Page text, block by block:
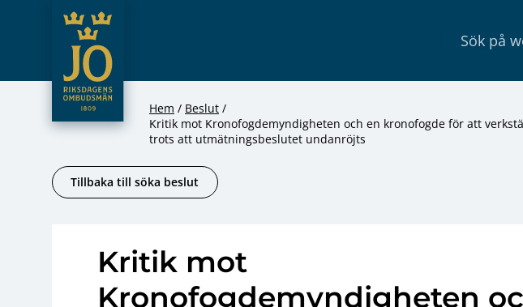
Hoppa till innehåll
JO – Riksdagens Ombudsmän
Hem
Beslut
Kritik mot Kronofogdemyndigheten och en kronofogde för att
trots att utmätningsbeslutet undanröjts
Tillbaka till söka beslut
Kritik mot
Kronofogdemyndigheten